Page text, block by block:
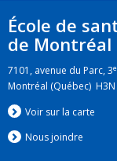
École de
de Montréal
7101, avenue du Parc, 3e
Montréal (Québec) H3N
Voir sur la carte
Nous joindre